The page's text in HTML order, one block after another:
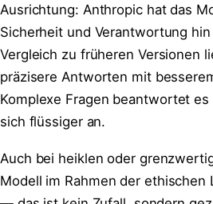
Ausrichtung: Anthropic hat das
Sicherheit und Verantwortung
Vergleich zu früheren Versionen
präzisere Antworten mit
Komplexe Fragen beantwortet
sich flüssiger an.
Auch bei heiklen oder
Modell im Rahmen der ethischen